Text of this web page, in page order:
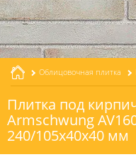
Облицовочная плитка
Плитка под
Armschwung
240/105x40x40 мм